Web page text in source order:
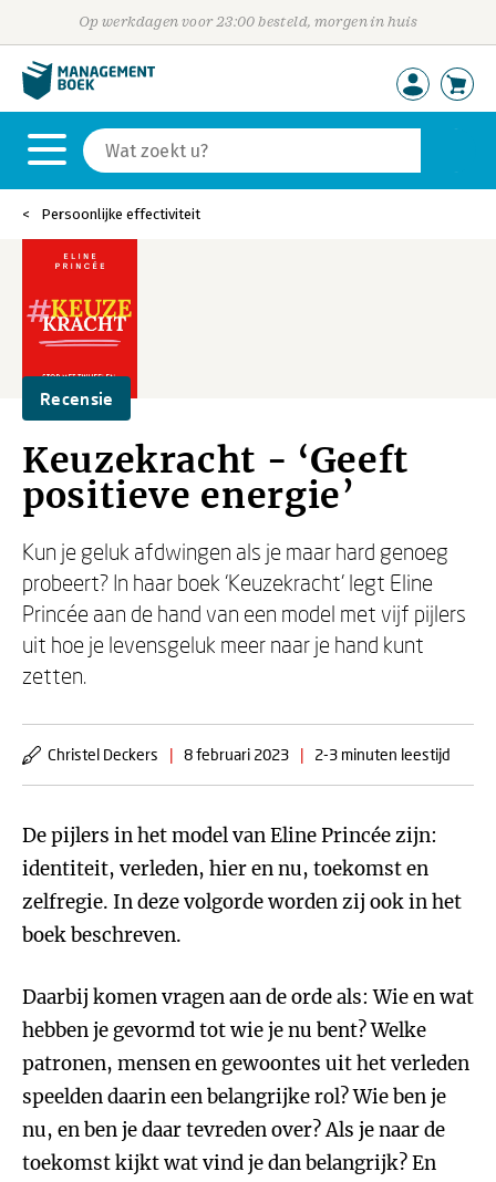
Op werkdagen voor 23:00 besteld, morgen in huis
Persoonlijke effectiviteit
Recensie
Keuzekracht - ‘Geeft
positieve energie’
Kun je geluk afdwingen als je maar hard genoeg
probeert? In haar boek ‘Keuzekracht’ legt Eline
Princée aan de hand van een model met vijf pijlers
uit hoe je levensgeluk meer naar je hand kunt
zetten.
Christel Deckers | 8 februari 2023 | 2-3 minuten leestijd
De pijlers in het model van Eline Princée zijn:
identiteit, verleden, hier en nu, toekomst en
zelfregie. In deze volgorde worden zij ook in het
boek beschreven.
Daarbij komen vragen aan de orde als: Wie en wat
hebben je gevormd tot wie je nu bent? Welke
patronen, mensen en gewoontes uit het verleden
speelden daarin een belangrijke rol? Wie ben je
nu, en ben je daar tevreden over? Als je naar de
toekomst kijkt wat vind je dan belangrijk? En